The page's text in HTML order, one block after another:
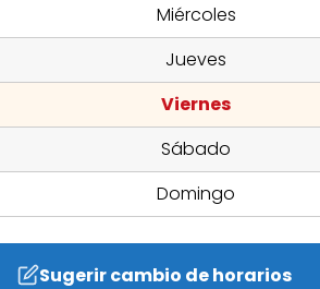
Miércoles
Jueves
Viernes
Sábado
Domingo
Sugerir cambio de horarios